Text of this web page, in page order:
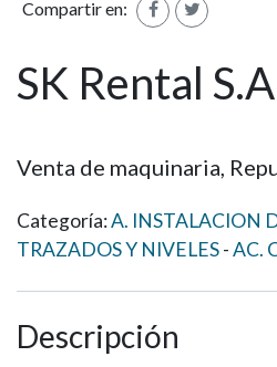
Compartir en:
SK Rental
Venta de maquinaria,
Categoría:A. INSTALACION
TRAZADOS Y NIVELES AC.
Descripción